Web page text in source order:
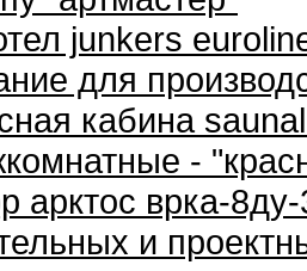
junkers
для
кабина
-
арктос врка-
и